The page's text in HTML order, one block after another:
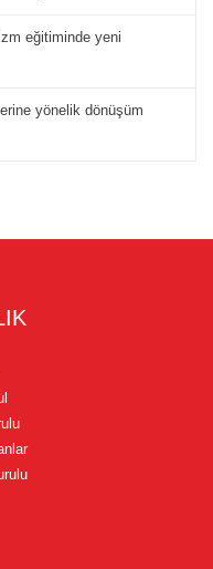
eğitiminde yeni
yönelik dönüşüm